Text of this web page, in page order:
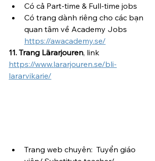
Có cả Part-time & Full-time jobs
Có trang dành riêng cho các bạn
quan tâm về Academy Jobs
https://awacademy.se/
11. Trang Lärarjouren, link
https://www.lararjouren.se/bli-
lararvikarie/
Trang web chuyên:  Tuyển giáo